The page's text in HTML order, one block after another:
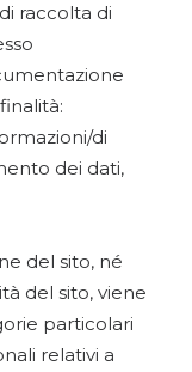
raccolta di
di
dei dati,
del sito, né
del sito, viene
particolari
relativi a